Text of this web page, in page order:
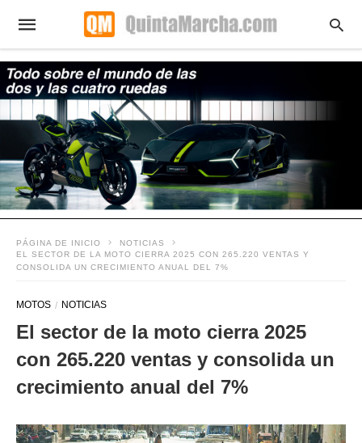
PÁGINA DE INICIO
NOTICIAS
EL SECTOR DE LA MOTO CIERRA 2025 CON 265.220 VENTAS Y
CONSOLIDA UN CRECIMIENTO ANUAL DEL 7%
MOTOS NOTICIAS
El sector de la moto cierra 2025
con 265.220 ventas y consolida un
crecimiento anual del 7%